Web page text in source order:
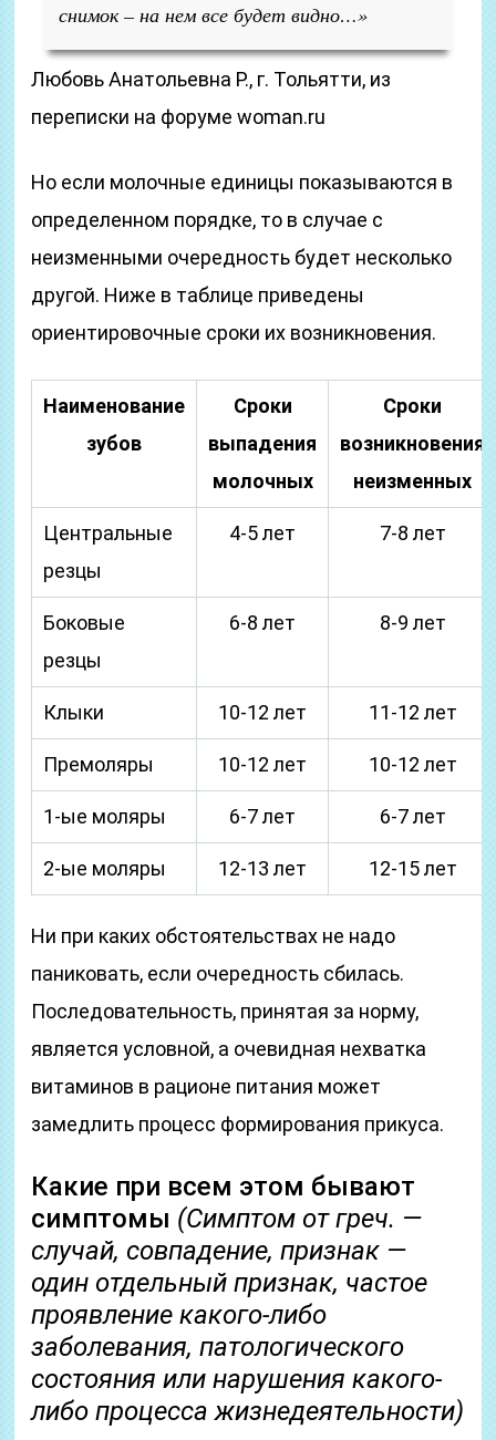
снимок – на нем все будет видно…»
Любовь Анатольевна Р., г. Тольятти, из
переписки на форуме woman.ru
Но если молочные единицы показываются в
определенном порядке, то в случае с
неизменными очередность будет несколько
другой. Ниже в таблице приведены
ориентировочные сроки их возникновения.
Наименование
зубов
Сроки
выпадения
молочных
Сроки
возникновения
неизменных
Центральные
резцы
4-5 лет 7-8 лет
Боковые
резцы
6-8 лет 8-9 лет
Клыки 10-12 лет 11-12 лет
Премоляры 10-12 лет 10-12 лет
1-ые моляры 6-7 лет 6-7 лет
2-ые моляры 12-13 лет 12-15 лет
Ни при каких обстоятельствах не надо
паниковать, если очередность сбилась.
Последовательность, принятая за норму,
является условной, а очевидная нехватка
витаминов в рационе питания может
замедлить процесс формирования прикуса.
Какие при всем этом бывают
симптомы (Симптом от греч. —
случай, совпадение, признак —
один отдельный признак, частое
проявление какого-либо
заболевания, патологического
состояния или нарушения какого-
либо процесса жизнедеятельности)